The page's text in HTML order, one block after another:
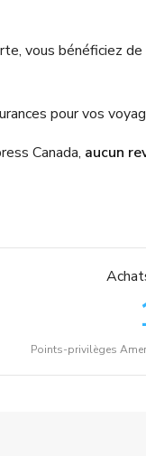
vous bénéficiez
pour vos
Canada, aucun
Points-privilèges